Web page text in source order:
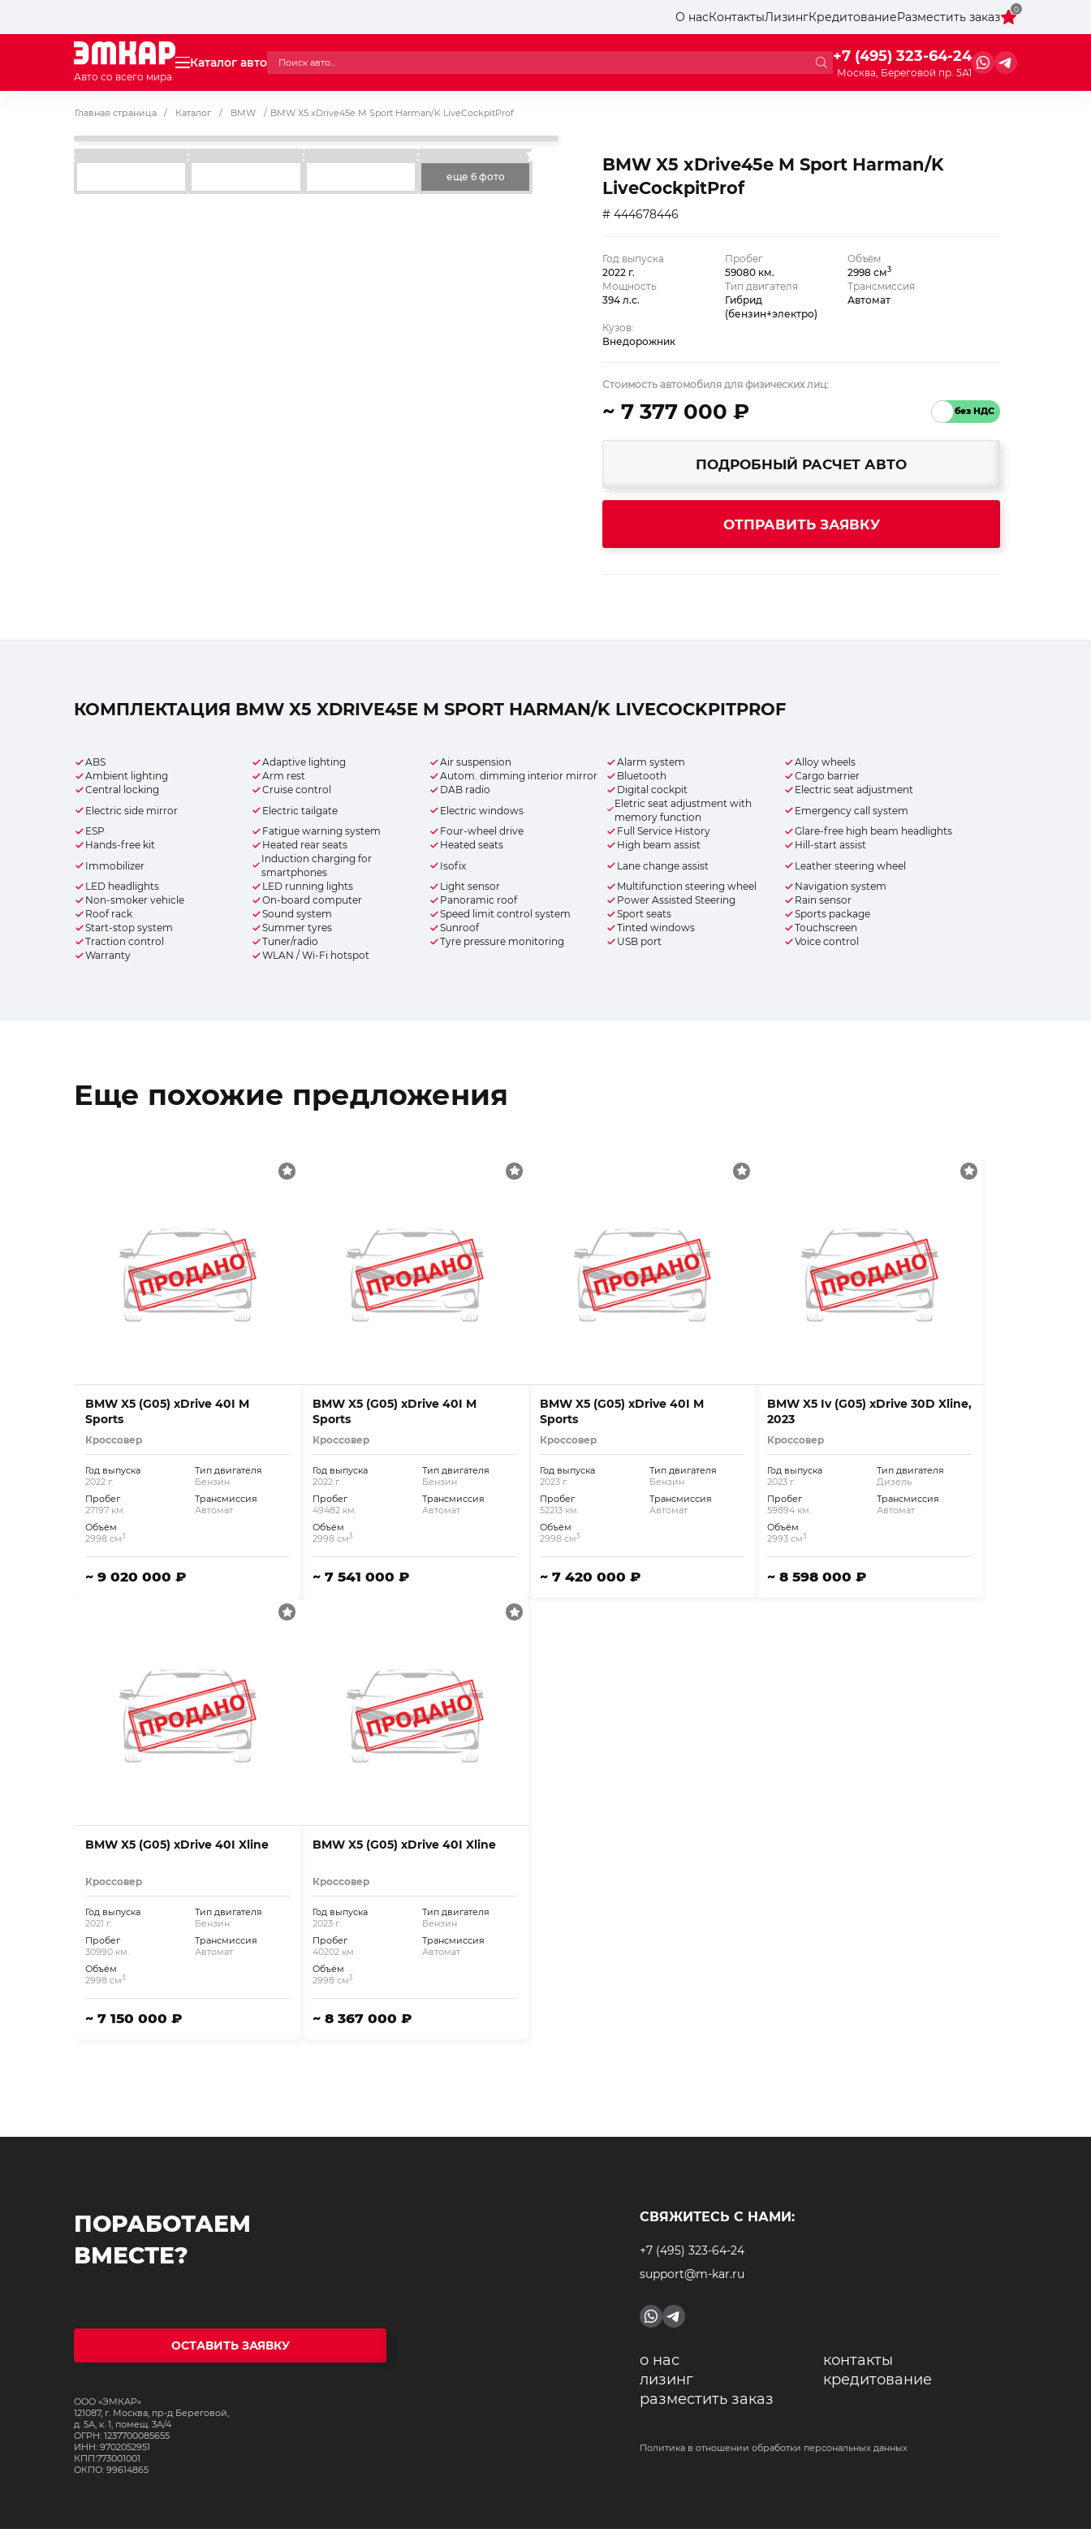
О насКонтактыЛизингКредитованиеРазместить заказ
0
Авто со всего мира
Каталог авто +7 (495) 323-64-24
Москва, Береговой пр. 5А1
Главная страница / Каталог / BMW / BMW X5 xDrive45e M Sport Harman/K LiveCockpitProf
еще 6 фото
BMW X5 xDrive45e M Sport Harman/K
LiveCockpitProf
# 444678446
Год выпуска
2022 г.
Пробег
59080 км.
Объём
2998 см3
Мощность
394 л.с.
Тип двигателя
Гибрид
(бензин+электро)
Трансмиссия
Автомат
Кузов:
Внедорожник
Стоимость автомобиля для физических лиц:
~ 7 377 000 ₽
ПОДРОБНЫЙ РАСЧЕТ АВТО
ОТПРАВИТЬ ЗАЯВКУ
КОМПЛЕКТАЦИЯ BMW X5 XDRIVE45E M SPORT HARMAN/K LIVECOCKPITPROF
ABS Adaptive lighting Air suspension Alarm system
Alloy wheels
Ambient lighting
Arm rest Autom. dimming interior mirror Bluetooth
Cargo barrier
Central locking
Cruise control DAB radio Digital cockpit
Electric seat adjustment
Electric side mirror
Electric tailgate Electric windows
Eletric seat adjustment with
memory function
Emergency call system
ESP
Fatigue warning system Four-wheel drive Full Service History
Glare-free high beam headlights
Hands-free kit
Heated rear seats Heated seats High beam assist
Hill-start assist
Immobilizer
Induction charging for
smartphones
Isofix Lane change assist
Leather steering wheel
LED headlights
LED running lights Light sensor Multifunction steering wheel
Navigation system
Non-smoker vehicle
On-board computer Panoramic roof Power Assisted Steering
Rain sensor
Roof rack
Sound system Speed limit control system Sport seats
Sports package
Start-stop system
Summer tyres Sunroof Tinted windows
Touchscreen
Traction control
Tuner/radio Tyre pressure monitoring USB port
Voice control
Warranty
WLAN / Wi-Fi hotspot
Еще похожие предложения
BMW X5 (G05) xDrive 40I M
Sports
Кроссовер
Год выпуска
2022 г.
Пробег
27197 км.
Объём
2998 см3
Тип двигателя
Бензин
Трансмиссия
Автомат
~ 9 020 000 ₽
BMW X5 (G05) xDrive 40I M
Sports
Кроссовер
Год выпуска
2022 г.
Пробег
49482 км.
Объём
2998 см3
Тип двигателя
Бензин
Трансмиссия
Автомат
~ 7 541 000 ₽
BMW X5 (G05) xDrive 40I M
Sports
Кроссовер
Год выпуска
2023 г.
Пробег
52213 км.
Объём
2998 см3
Тип двигателя
Бензин
Трансмиссия
Автомат
~ 7 420 000 ₽
BMW X5 Iv (G05) xDrive 30D Xline,
2023
Кроссовер
Год выпуска
2023 г.
Пробег
59894 км.
Объём
2993 см3
Тип двигателя
Дизель
Трансмиссия
Автомат
~ 8 598 000 ₽
BMW X5 (G05) xDrive 40I Xline
Кроссовер
Год выпуска
2021 г.
Пробег
30990 км.
Объём
2998 см3
Тип двигателя
Бензин
Трансмиссия
Автомат
~ 7 150 000 ₽
BMW X5 (G05) xDrive 40I Xline
Кроссовер
Год выпуска
2023 г.
Пробег
40202 км.
Объём
2998 см3
Тип двигателя
Бензин
Трансмиссия
Автомат
~ 8 367 000 ₽
ПОРАБОТАЕМ
ВМЕСТЕ?
ОСТАВИТЬ ЗАЯВКУ
ООО «ЭМКАР»
121087, г. Москва, пр-д Береговой,
д. 5А, к. 1, помещ. 3А/4
ОГРН: 1237700085655
ИНН: 9702052951
КПП:773001001
ОКПО: 99614865
СВЯЖИТЕСЬ С НАМИ:
+7 (495) 323-64-24
support@m-kar.ru
о нас
контакты
лизинг
кредитование
разместить заказ
Политика в отношении обработки персональных данных